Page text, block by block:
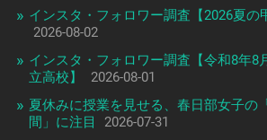
インスタ・フォロワー調査【2026夏の
2026-08-02
インスタ・フォロワー調査【令和8年
立高校】
2026-08-01
夏休みに授業を見せる、春日部女子の
間」に注目
2026-07-31